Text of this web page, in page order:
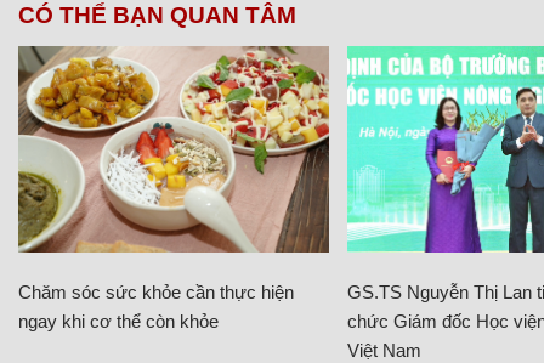
CÓ THỂ BẠN QUAN TÂM
Chăm sóc sức khỏe cần thực hiện
ngay khi cơ thể còn khỏe
GS.TS Nguyễn Thị Lan
chức Giám đốc Học
Việt Nam